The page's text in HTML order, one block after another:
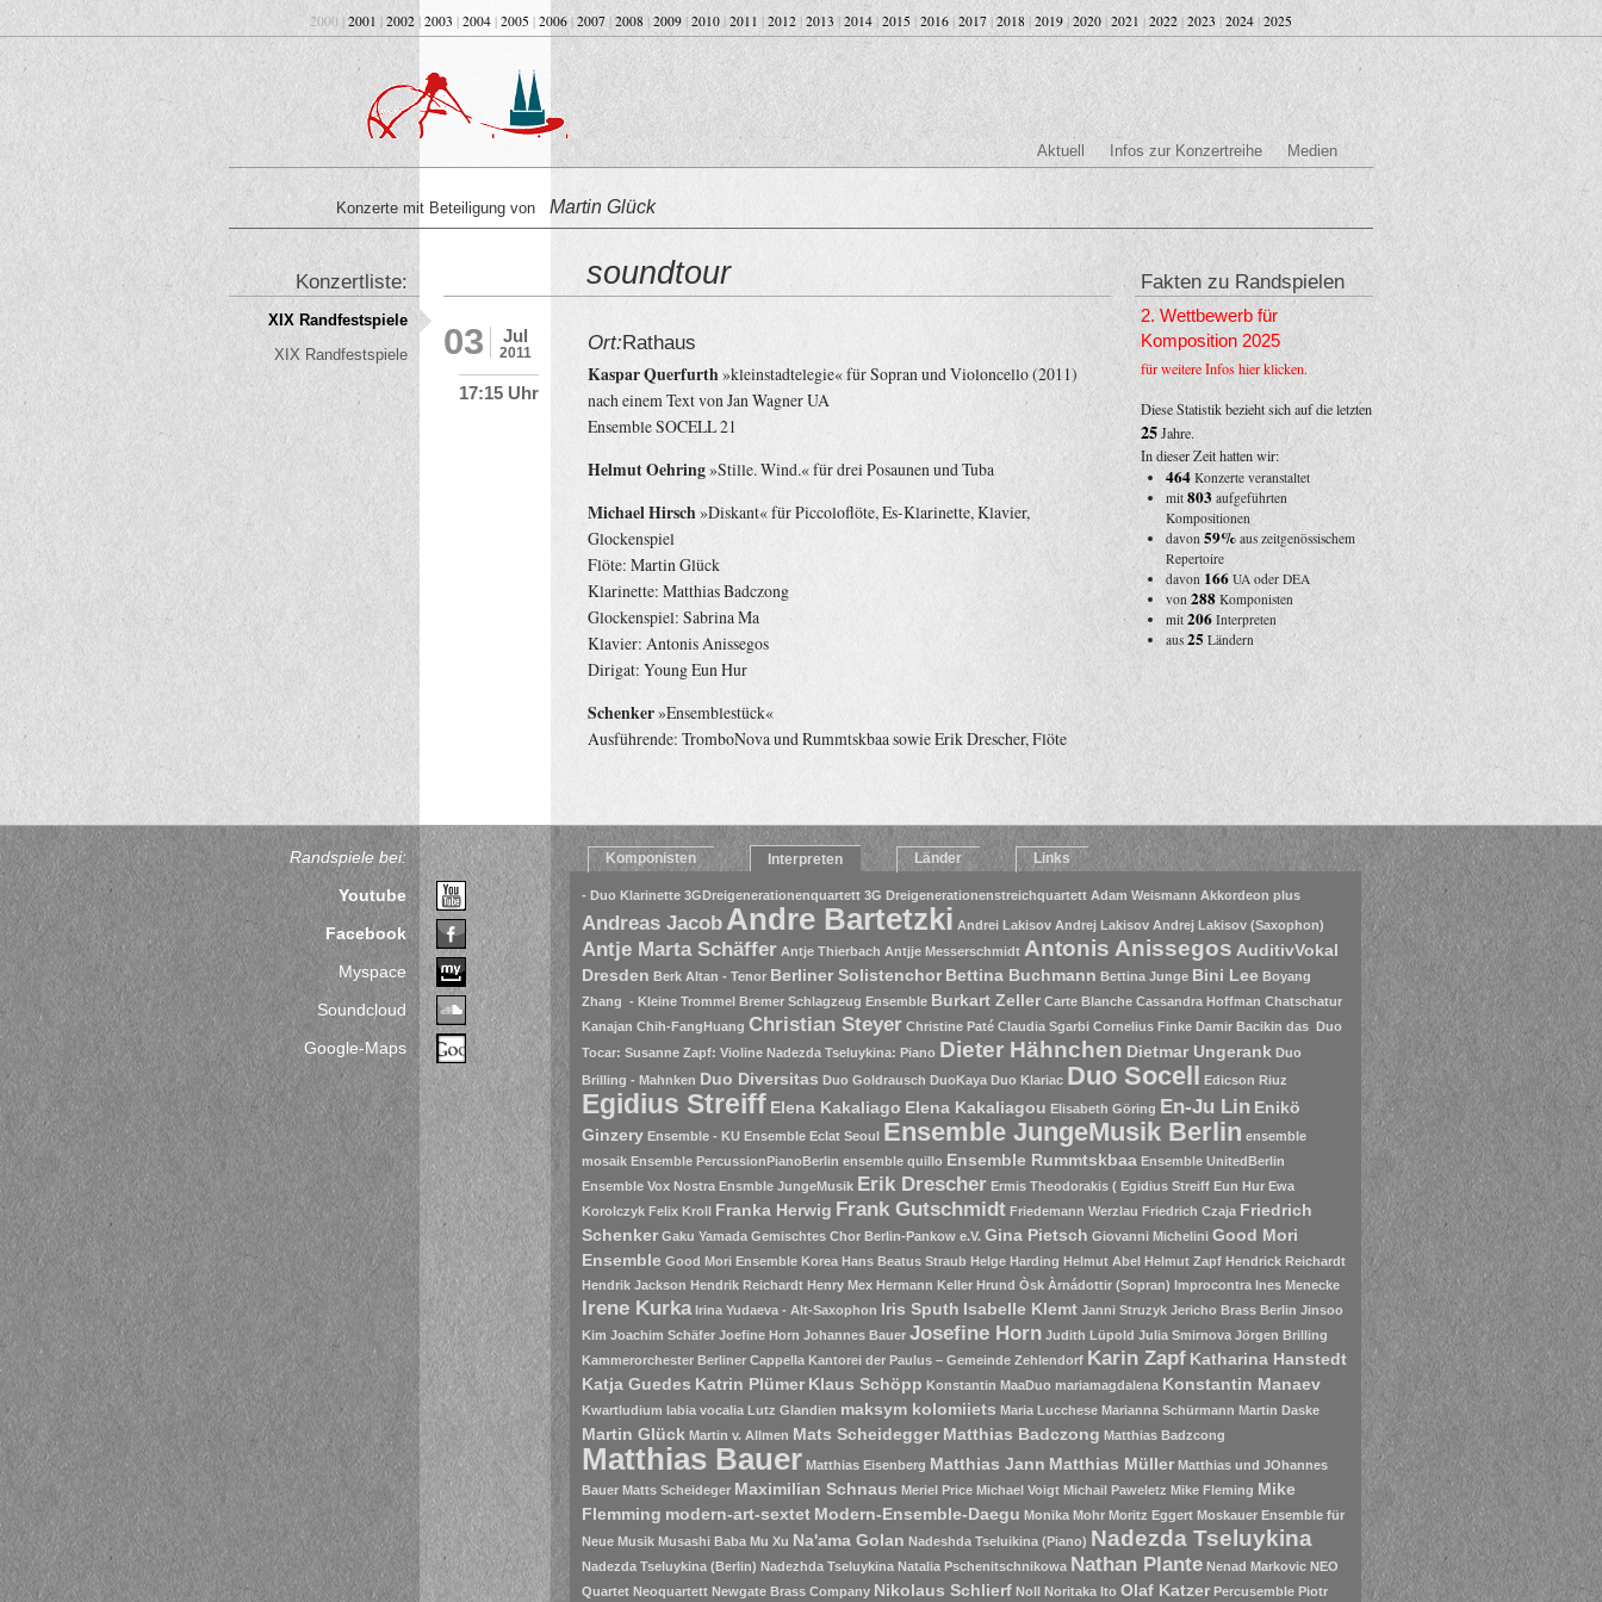
2000 |2001 | 2002 | 2003 | 2004 | 2005 | 2006| 2007 | 2008 | 2009 | 2010| 2011 | 2012 | 2013| 2014 | 2015 | 2016 | 2017| 2018 |2019 | 2020 | 2021 | 2022 | 2023 | 2024 | 2025
Aktuell Infos zur Konzertreihe Medien
Konzerte mit Beteiligung von Martin Glück
soundtour
Jul
2011
03
17:15 Uhr
Ort:Rathaus
Kaspar Querfurth»kleinstadtelegie« für Sopran und Violoncello (2011)
nach einem Text von Jan Wagner UA
Ensemble SOCELL 21
Helmut Oehring»Stille. Wind.« für drei Posaunen und Tuba
Michael Hirsch»Diskant« für Piccoloflöte, Es-Klarinette, Klavier,
Glockenspiel
Flöte: Martin Glück
Klarinette: Matthias Badczong
Glockenspiel: Sabrina Ma
Klavier: Antonis Anissegos
Dirigat: Young Eun Hur
Schenker»Ensemblestück«
Ausführende: TromboNova und Rummtskbaa sowie Erik Drescher, Flöte
Konzertliste:
XIX Randfestspiele
XIX Randfestspiele
Fakten zu Randspielen
2. Wettbewerb für
Komposition 2025
für weitere Infos hier klicken.
Diese Statistik bezieht sich auf die letzten
25Jahre.
In dieser Zeit hatten wir:
464Konzerte veranstaltet
mit 803aufgeführten
Kompositionen
davon 59%aus zeitgenössischem
Repertoire
davon 166UA oder DEA
von288Komponisten
mit 206Interpreten
aus25 Ländern
Randspiele bei:
Youtube
Facebook
Myspace
Soundcloud
Google-Maps
Komponisten Interpreten Länder Links
- Duo Klarinette 3GDreigenerationenquartett 3G Dreigenerationenstreichquartett Adam Weismann Akkordeon plus
Andreas Jacob Andre Bartetzki Andrei Lakisov Andrej Lakisov Andrej Lakisov (Saxophon)
Antje Marta Schäffer Antje Thierbach Antjje Messerschmidt Antonis Anissegos AuditivVokal
Dresden Berk Altan - Tenor Berliner Solistenchor Bettina Buchmann Bettina Junge Bini Lee Boyang
Zhang - Kleine Trommel
Bremer Schlagzeug Ensemble Burkart Zeller Carte Blanche Cassandra Hoffman Chatschatur
Kanajan Chih-FangHuang Christian Steyer Christine Paté Claudia Sgarbi Cornelius Finke Damir Bacikin das Duo
Tocar: Susanne Zapf: Violine Nadezda Tseluykina: Piano Dieter Hähnchen Dietmar Ungerank Duo
Brilling - Mahnken Duo Diversitas Duo Goldrausch DuoKaya Duo Klariac Duo Socell Edicson Riuz
Egidius Streiff Elena Kakaliago Elena Kakaliagou Elisabeth Göring En-Ju Lin Enikö
Ginzery Ensemble - KU Ensemble Eclat Seoul Ensemble JungeMusik Berlin ensemble
mosaik Ensemble PercussionPianoBerlin ensemble quillo Ensemble Rummtskbaa Ensemble UnitedBerlin
Ensemble Vox Nostra Ensmble JungeMusik Erik Drescher Ermis Theodorakis ( Egidius Streiff Eun Hur Ewa
Korolczyk Felix Kroll Franka Herwig Frank Gutschmidt Friedemann Werzlau Friedrich Czaja Friedrich
Schenker Gaku Yamada Gemischtes Chor Berlin-Pankow e.V. Gina Pietsch Giovanni Michelini Good Mori
Ensemble Good Mori Ensemble Korea Hans Beatus Straub Helge Harding Helmut Abel Helmut Zapf Hendrick Reichardt
Hendrik Jackson Hendrik Reichardt Henry Mex Hermann Keller Hrund Òsk Àrnádottir (Sopran) Improcontra Ines Menecke
Irene Kurka Irina Yudaeva - Alt-Saxophon Iris Sputh Isabelle Klemt Janni Struzyk Jericho Brass Berlin Jinsoo
Kim Joachim Schäfer Joefine Horn Johannes Bauer Josefine Horn Judith Lüpold Julia Smirnova Jörgen Brilling
Kammerorchester Berliner Cappella Kantorei der Paulus – Gemeinde Zehlendorf Karin Zapf Katharina Hanstedt
Katja Guedes Katrin Plümer Klaus Schöpp Konstantin MaaDuo mariamagdalena Konstantin Manaev
Kwartludium labia vocalia Lutz Glandien maksym kolomiiets Maria Lucchese Marianna Schürmann Martin Daske
Martin Glück Martin v. Allmen Mats Scheidegger Matthias Badczong Matthias Badzcong
Matthias Bauer Matthias Eisenberg Matthias Jann Matthias Müller Matthias und JOhannes
Bauer Matts Scheideger Maximilian Schnaus Meriel Price Michael Voigt Michail Paweletz Mike Fleming Mike
Flemming modern-art-sextet Modern-Ensemble-Daegu Monika Mohr Moritz Eggert Moskauer Ensemble für
Neue Musik Musashi Baba Mu Xu Na'ama Golan Nadeshda Tseluikina (Piano) Nadezda Tseluykina
Nadezda Tseluykina (Berlin) Nadezhda Tseluykina Natalia Pschenitschnikowa Nathan Plante Nenad Markovic NEO
Quartet Neoquartett Newgate Brass Company Nikolaus Schlierf Noll Noritaka Ito Olaf Katzer Percusemble Piotr